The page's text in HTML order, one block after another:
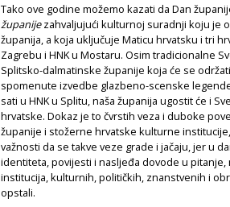
Tako ove godine možemo kazati da Dan
županijezahvaljujući kulturnoj suradnji koju je
županija, a koja uključuje Maticu hrvatsku i tri
Zagrebu i HNK u Mostaru. Osim tradicionalne
Splitsko-dalmatinske županije koja će se
spomenute izvedbe glazbeno-scenske
sati u HNK u Splitu, naša županija ugostit će i
hrvatske. Dokaz je to čvrstih veza i duboke
županije i stožerne hrvatske kulturne
važnosti da se takve veze grade i jačaju, jer u
identiteta, povijesti i nasljeđa dovode u
institucija, kulturnih, političkih, znanstvenih i
opstali.